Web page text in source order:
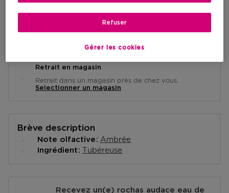
Retrait en magasin
Retrait dans un magasin près de chez vous.
Selectionner un magasin
Brève description
Note olfactive Ambrée
Ingrédient Tubéreuse
Recevez un(e) rochas audace eau de
Gérer les cookies
Refuser